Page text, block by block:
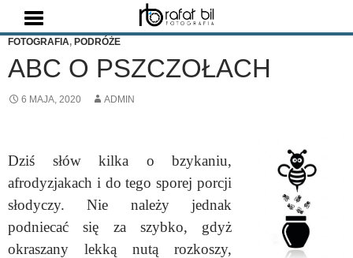
FOTOGRAFIA, PODRÓŻE
ABC O PSZCZOŁACH
6 MAJA, 2020 ADMIN
Dziś słów kilka o bzykaniu,
afrodyzjakach i do tego sporej porcji
słodyczy. Nie należy jednak
podniecać się za szybko, gdyż
okraszany lekką nutą rozkoszy,